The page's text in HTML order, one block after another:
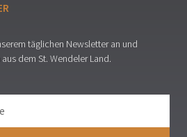
täglichen Newsletter an und
dem St. Wendeler Land.